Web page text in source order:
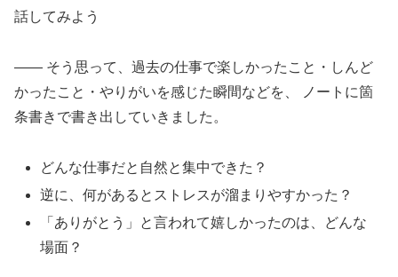
話してみよう
—— そう思って、過去の仕事で楽しかったこと・しんど
かったこと・やりがいを感じた瞬間などを、 ノートに箇
条書きで書き出していきました。
どんな仕事だと自然と集中できた？
逆に、何があるとストレスが溜まりやすかった？
「ありがとう」と言われて嬉しかったのは、どんな
場面？